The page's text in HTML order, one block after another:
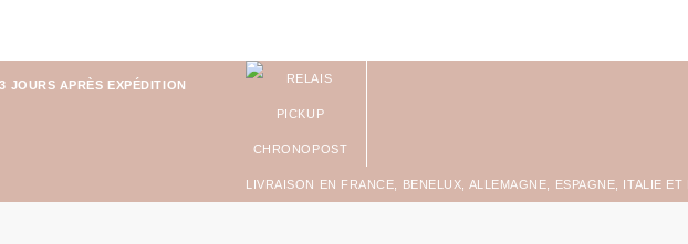
JOURS APRÈS EXPÉDITION
LIVRAISON EN FRANCE, BENELUX, ALLEMAGNE, ESPAGNE, ITALIE ET